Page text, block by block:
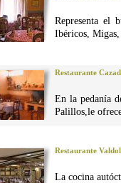
Representa el
Ibéricos, Migas,
Restaurante
En la pedanía
Palillos,le
Restaurante
La cocina